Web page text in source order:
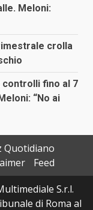
Meloni:
crolla
controlli fino al 7
“No ai
Quotidiano
Feed
S.r.l.
di Roma al